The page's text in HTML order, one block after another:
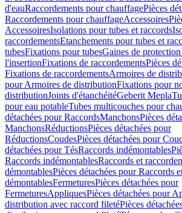
d'eauRaccordements pour chauffagePièces
Raccordements pour chauffageAccessoires
AccessoiresIsolations pour tubes et raccords
raccordementsEtanchements pour tubes et
tubesFixations pour tubesGaines de protection
l'insertionFixations de raccordementsPièces
Fixations de raccordementsArmoires de
pour Armoires de distributionFixations pour
distributionJoints d'étanchéitéGeberit Mepla
pour eau potableTubes multicouches pour
détachées pour RaccordsManchonsPièces
ManchonsRéductionsPièces détachées pour
RéductionsCoudesPièces détachées pour
détachées pour TésRaccords indémontables
Raccords indémontablesRaccords et
démontablesPièces détachées pour Raccords
démontablesFermeturesPièces détachées pour
FermeturesAppliquesPièces détachées pour
distribution avec raccord filetéPièces